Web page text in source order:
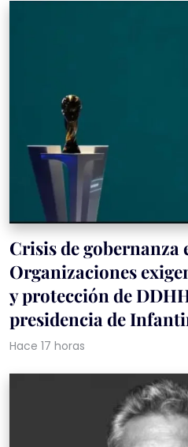
Crisis de gobernanza
Organizaciones
y protección de
presidencia de
Hace 17 horas